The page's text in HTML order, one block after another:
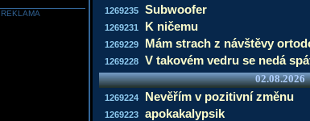
1269235
Subwoofer
1269231
K ničemu
1269229
Mám strach z návštěvy
1269228
V takovém vedru se nedá
02.08.2026
1269224 Nevěřím v pozitivní změnu
1269223
apokakalypsik
REKLAMA